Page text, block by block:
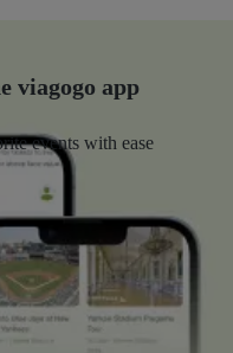
viagogo app
events with ease